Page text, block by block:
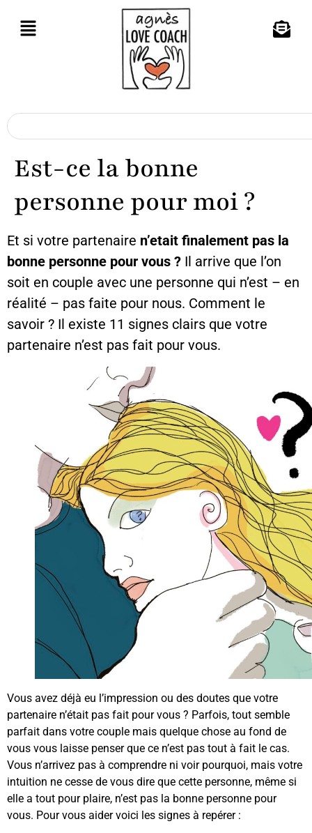
Est-ce la bonne
personne pour moi ?
Et si votre partenaire n’etait finalement pas la
bonne personne pour vous ? Il arrive que l’on
soit en couple avec une personne qui n’est – en
réalité – pas faite pour nous. Comment le
savoir ? Il existe 11 signes clairs que votre
partenaire n’est pas fait pour vous.
Vous avez déjà eu l’impression ou des doutes que votre
partenaire n’était pas fait pour vous ? Parfois, tout semble
parfait dans votre couple mais quelque chose au fond de
vous vous laisse penser que ce n’est pas tout à fait le cas.
Vous n’arrivez pas à comprendre ni voir pourquoi, mais votre
intuition ne cesse de vous dire que cette personne, même si
elle a tout pour plaire, n’est pas la bonne personne pour
vous. Pour vous aider voici les signes à repérer :